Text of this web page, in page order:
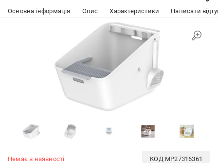
Основна інформація Опис Характеристики Написати
Немає в наявності КОД MP27316361